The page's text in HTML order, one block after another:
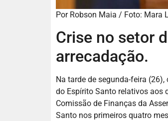
Por Robson Maia / Foto: Mara
Crise no setor
arrecadação.
Na tarde de segunda-feira
do Espírito Santo relativos aos
Comissão de Finanças da
Santo nos primeiros quatro